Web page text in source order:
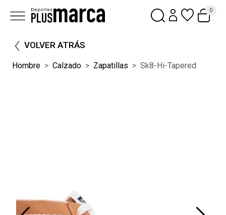
0
VOLVER ATRÁS
Hombre Calzado Zapatillas Sk8-Hi-Tapered